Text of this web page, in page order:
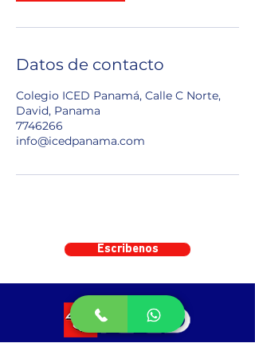
Datos de contacto
Colegio ICED Panamá, Calle C Norte,
David, Panama
7746266
info@icedpanama.com
Escribenos